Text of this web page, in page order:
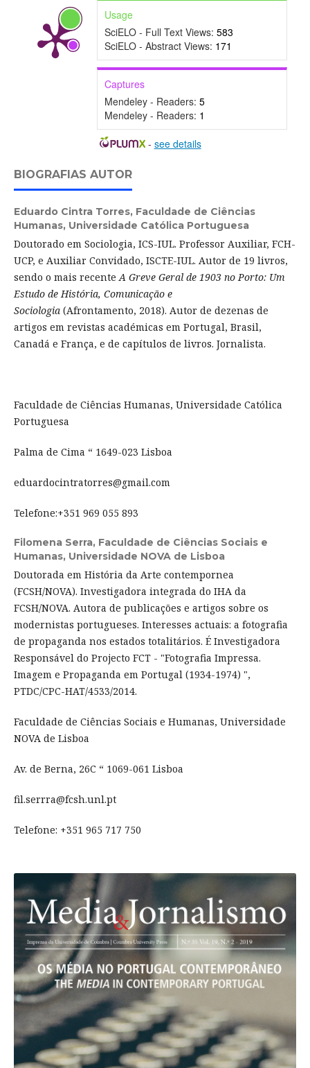
Usage
SciELO - Full Text Views: 583
SciELO - Abstract Views: 171
Captures
Mendeley - Readers: 5
Mendeley - Readers: 1
- see details
BIOGRAFIAS AUTOR
Eduardo Cintra Torres, Faculdade de Ciências
Humanas, Universidade Católica Portuguesa
Doutorado em Sociologia, ICS-IUL. Professor Auxiliar, FCH-
UCP, e Auxiliar Convidado, ISCTE-IUL. Autor de 19 livros,
sendo o mais recente A Greve Geral de 1903 no Porto: Um
Estudo de História, Comunicação e
Sociologia(Afrontamento, 2018). Autor de dezenas de
artigos em revistas académicas em Portugal, Brasil,
Canadá e França, e de capítulos de livros. Jornalista.
Faculdade de Ciências Humanas, Universidade Católica
Portuguesa
Palma de Cima “ 1649-023 Lisboa
eduardocintratorres@gmail.com
Telefone:+351 969 055 893
Filomena Serra, Faculdade de Ciências Sociais e
Humanas, Universidade NOVA de Lisboa
Doutorada em História da Arte contempornea
(FCSH/NOVA). Investigadora integrada do IHA da
FCSH/NOVA. Autora de publicações e artigos sobre os
modernistas portugueses. Interesses actuais: a fotografia
de propaganda nos estados totalitários. É Investigadora
Responsável do Projecto FCT - "Fotografia Impressa.
Imagem e Propaganda em Portugal (1934-1974) ",
PTDC/CPC-HAT/4533/2014.
Faculdade de Ciências Sociais e Humanas, Universidade
NOVA de Lisboa
Av. de Berna, 26C “ 1069-061 Lisboa
fil.serrra@fcsh.unl.pt
Telefone: +351 965 717 750